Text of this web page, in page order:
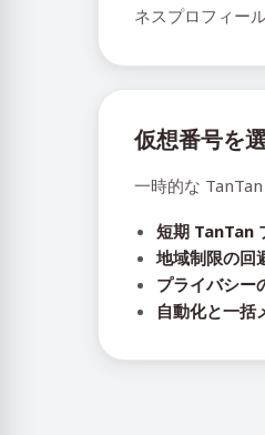
ネスプロフィー
仮想番号を
一時的な
短期 TanTan
地域制限の回
プライバシー
自動化と一括